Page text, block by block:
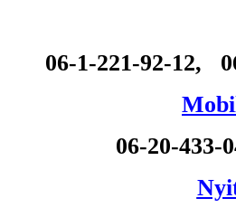
06-1-221-92-12,
06-20-